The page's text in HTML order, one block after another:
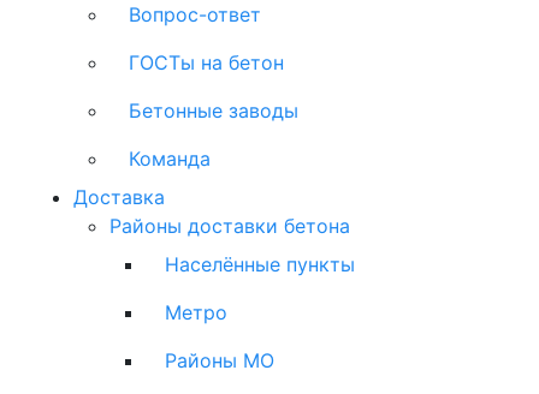
Вопрос-ответ
ГОСТы на бетон
Бетонные заводы
Команда
Доставка
Районы доставки бетона
Населённые пункты
Метро
Районы МО